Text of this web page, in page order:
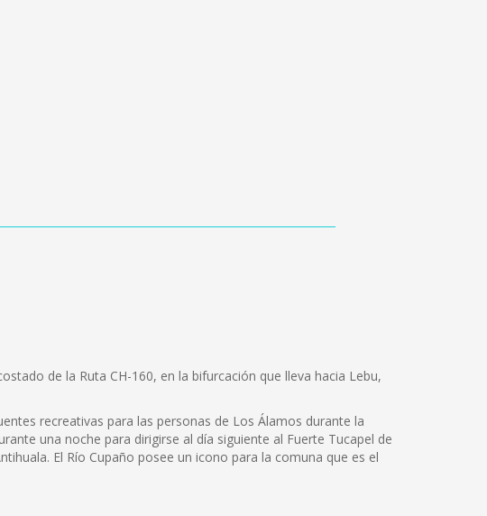
de la Ruta CH-160, en la bifurcación que lleva hacia Lebu,
recreativas para las personas de Los Álamos durante la
una noche para dirigirse al día siguiente al Fuerte Tucapel de
El Río Cupaño posee un icono para la comuna que es el